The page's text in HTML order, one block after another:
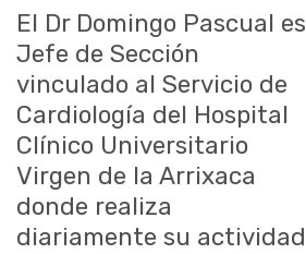
ACCESO PERSONAL
El Dr Domingo Pascual es
Jefe de Sección
vinculado al Servicio de
Cardiología del Hospital
Clínico Universitario
Virgen de la Arrixaca
donde realiza
diariamente su actividad